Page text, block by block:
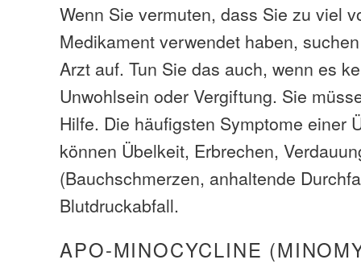
Wenn Sie vermuten, dass Sie zu viel
Medikament verwendet haben,
Arzt auf. Tun Sie das auch, wenn es
Unwohlsein oder Vergiftung. Sie
Hilfe. Die häufigsten Symptome einer
können Übelkeit, Erbrechen,
(Bauchschmerzen, anhaltende
Blutdruckabfall.
APO-MINOCYCLINE